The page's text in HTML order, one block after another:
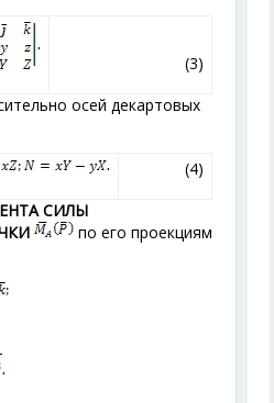
(3)
осей декартовых
(4)
СИЛЫ
по его проекциям